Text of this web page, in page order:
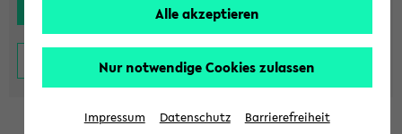
Alle akzeptieren
Nur notwendige Cookies zulassen
Impressum Datenschutz Barrierefreiheit